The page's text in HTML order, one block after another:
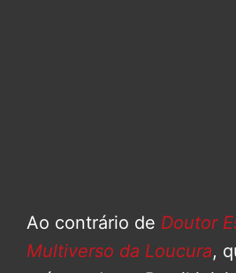
Ao contrário de Doutor
Multiverso da Loucura,